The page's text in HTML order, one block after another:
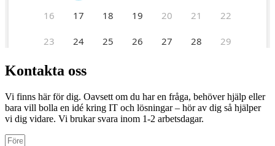
Kontakta oss
Vi finns här för dig. Oavsett om du har en fråga, behöver hjälp eller
bara vill bolla en idé kring IT och lösningar – hör av dig så hjälper
vi dig vidare. Vi brukar svara inom 1-2 arbetsdagar.